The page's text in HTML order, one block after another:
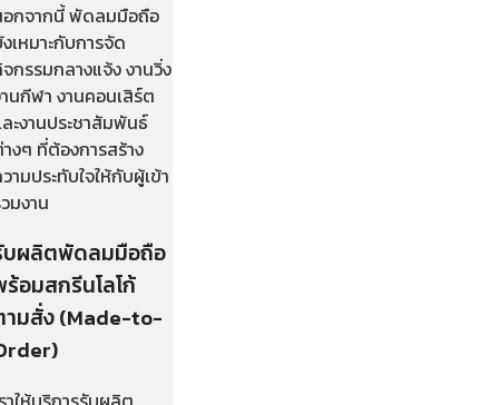
กจากนี้ พัดลมมือถือ
เหมาะกับการจัด
กรรมกลางแจ้ง งานวิ่ง
นกีฬา งานคอนเสิร์ต
ะงานประชาสัมพันธ์
งๆ ที่ต้องการสร้าง
ามประทับใจให้กับผู้เข้า
มงาน
ผลิตพัดลมมือถือ
อมสกรีนโลโก้
มสั่ง (Made-to-